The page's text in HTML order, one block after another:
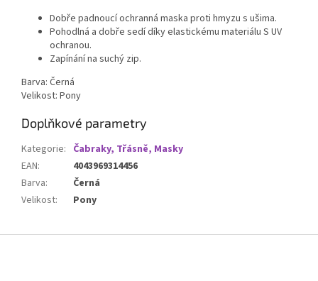
Dobře padnoucí ochranná maska proti hmyzu s ušima.
Pohodlná a dobře sedí díky elastickému materiálu S UV
ochranou.
Zapínání na suchý zip.
Barva: Černá
Velikost: Pony
Doplňkové parametry
Kategorie: Čabraky, Třásně, Masky
EAN:
4043969314456
Barva:
Černá
Velikost: Pony